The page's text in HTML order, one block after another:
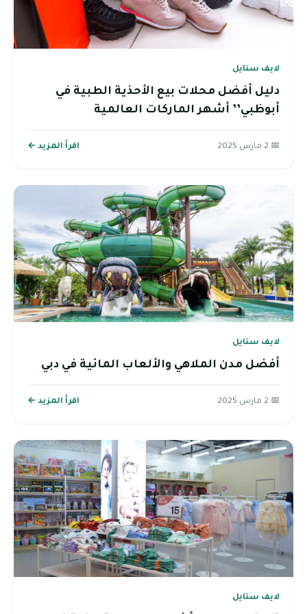
لايف ستايل
دليل أفضل محلات بيع الأحذية الطبية في
أبوظبي’’ أشهر الماركات العالمية
📅 2 مارس 2025 اقرأ المزيد ←
لايف ستايل
أفضل مدن الملاهي والألعاب المائية في دبي
📅 2 مارس 2025 اقرأ المزيد ←
لايف ستايل